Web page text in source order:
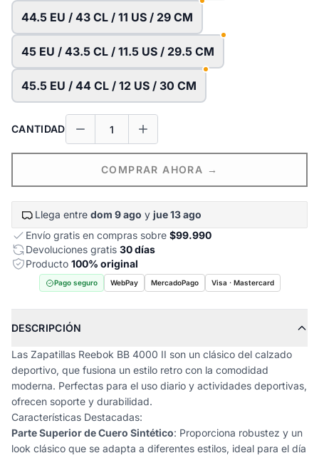
44.5 EU / 43 CL / 11 US / 29 CM
45 EU / 43.5 CL / 11.5 US / 29.5 CM
45.5 EU / 44 CL / 12 US / 30 CM
CANTIDAD
COMPRAR AHORA →
Llega entre dom 9 ago y jue 13 ago
Envío gratis en compras sobre $99.990
Devoluciones gratis 30 días
Producto 100% original
Pago seguro WebPay MercadoPago Visa · Mastercard
DESCRIPCIÓN
Las Zapatillas Reebok BB 4000 II son un clásico del calzado
deportivo, que fusiona un estilo retro con la comodidad
moderna. Perfectas para el uso diario y actividades deportivas,
ofrecen soporte y durabilidad.
Características Destacadas:
Parte Superior de Cuero Sintético: Proporciona robustez y un
look clásico que se adapta a diferentes estilos, ideal para el día